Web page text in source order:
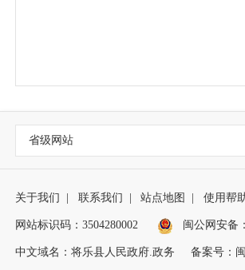
省级网站
关于我们 联系我们 站点地图 使用帮
网站标识码：3504280002 闽公网安备
中文域名：将乐县人民政府.政务 备案号：